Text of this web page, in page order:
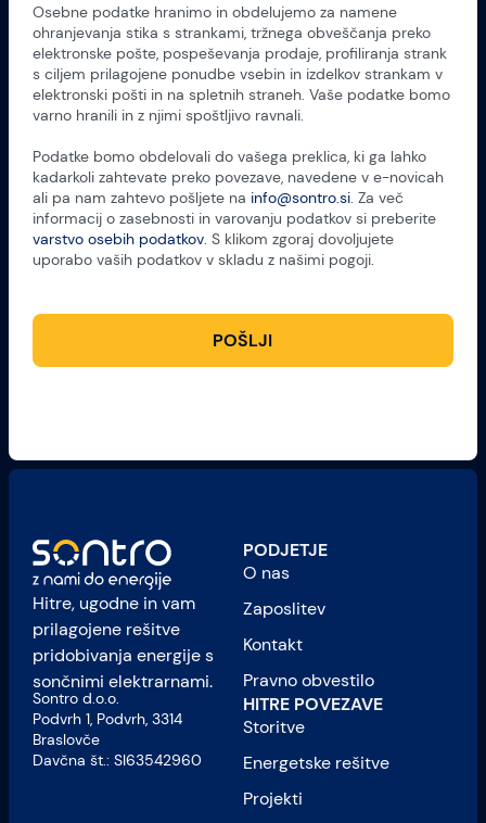
Osebne podatke hranimo in obdelujemo za namene
ohranjevanja stika s strankami, tržnega obveščanja preko
elektronske pošte, pospeševanja prodaje, profiliranja strank
s ciljem prilagojene ponudbe vsebin in izdelkov strankam v
elektronski pošti in na spletnih straneh. Vaše podatke bomo
varno hranili in z njimi spoštljivo ravnali.
Podatke bomo obdelovali do vašega preklica, ki ga lahko
kadarkoli zahtevate preko povezave, navedene v e-novicah
ali pa nam zahtevo pošljete na info@sontro.si. Za več
informacij o zasebnosti in varovanju podatkov si preberite
varstvo osebih podatkov. S klikom zgoraj dovoljujete
uporabo vaših podatkov v skladu z našimi pogoji.
POŠLJI
Hitre, ugodne in vam
prilagojene rešitve
pridobivanja energije s
sončnimi elektrarnami.
Sontro d.o.o.
Podvrh 1, Podvrh, 3314
Braslovče
Davčna št.: SI63542960
PODJETJE
O nas
Zaposlitev
Kontakt
Pravno obvestilo
HITRE POVEZAVE
Storitve
Energetske rešitve
Projekti